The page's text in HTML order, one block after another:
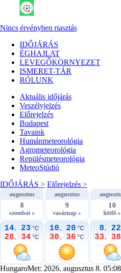
Nincs érvényben riasztás
IDŐJÁRÁS
ÉGHAJLAT
LEVEGŐKÖRNYEZET
ISMERET-TÁR
RÓLUNK
Aktuális időjárás
Veszélyjelzés
Előrejelzés
Budapest
Tavaink
Humánmeteorológia
Agrometeorológia
Repülésmeteorológia
MeteoStúdió
IDŐJÁRÁS > Előrejelzés >
augusztus
8
szombat »
14, 23 °C
28, 34 °C
augusztus
9
vasárnap »
10, 20 °C
30, 36 °C
10
hétfő »
8, 22
33, 38
HungaroMet: 2026. augusztus 8.